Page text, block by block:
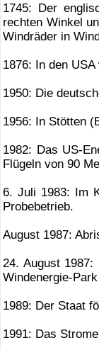
1745: Der
rechten Winkel
Windräder in
1876: In den
1950: Die
1956: In Stötten
1982: Das US-
Flügeln von 90
6. Juli 1983: Im
Probebetrieb.
August 1987:
24. August 1987:
Windenergie-
1989: Der Staat
1991: Das